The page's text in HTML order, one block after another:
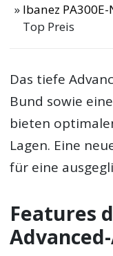
Ibanez PA300E-
Top Preis
Das tiefe
Bund sowie
bieten
Lagen. Eine
für eine
Features